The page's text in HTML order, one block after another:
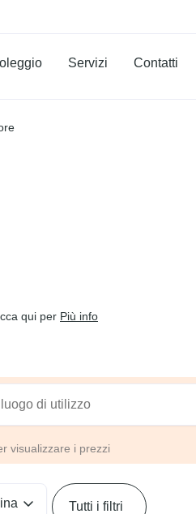
Servizi Contatti
qui per Più info
visualizzare i prezzi
Tutti i filtri